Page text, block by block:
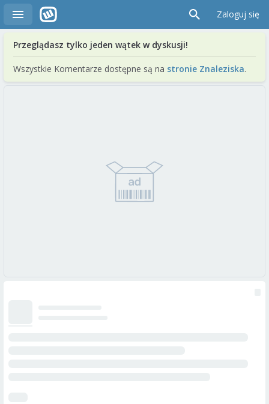
Zaloguj się
Przeglądasz tylko jeden wątek w dyskusji!
Wszystkie Komentarze dostępne są na stronie Znaleziska.